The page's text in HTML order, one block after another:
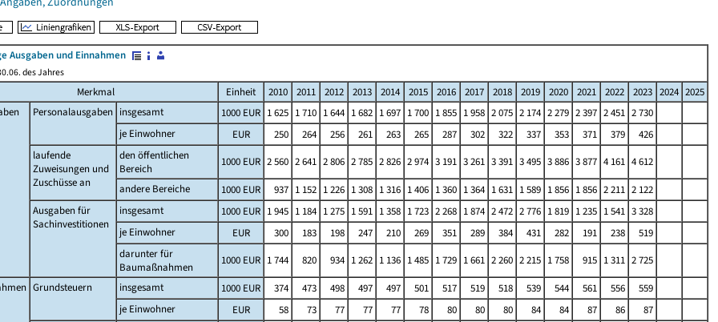
Ausgaben und Einnahmen
des Jahres
Merkmal Einheit 2010 2011 2012 2013 2014 2015 2016 2017 2018 2019 2020 2021 2022 2023 2024 2025
Personalausgaben insgesamt 1000 EUR 1 625 1 710 1 644 1 682 1 697 1 700 1 855 1 958 2 075 2 174 2 279 2 397 2 451 2 730
je Einwohner
EUR 250 264 256 261 263 265 287 302 322 337 353 371 379
426
laufende
Zuweisungen und
Zuschüsse an
den öffentlichen
Bereich
1000 EUR 2 560 2 641 2 806 2 785 2 826 2 974 3 191 3 261 3 391 3 495 3 886 3 877 4 161 4 612
andere Bereiche
1000 EUR 937 1 152 1 226 1 308 1 316 1 406 1 360 1 364 1 631 1 589 1 856 1 856 2 211 2 122
Ausgaben für
Sachinvestitionen
insgesamt 1000 EUR 1 945 1 184 1 275 1 591 1 358 1 723 2 268 1 874 2 472 2 776 1 819 1 235 1 541 3 328
je Einwohner
EUR 300 183 198 247 210 269 351 289 384 431 282 191 238
519
darunter für
Baumaßnahmen
1000 EUR 1 744 820 934 1 262 1 136 1 485 1 729 1 661 2 260 2 215 1 758 915 1 311 2 725
Grundsteuern insgesamt 1000 EUR 374 473 498 497 497 501 517 519 518 539 544 561 556
559
je Einwohner
EUR 58 73 77 77 77 78 80 80 80 84 84 87 86
87